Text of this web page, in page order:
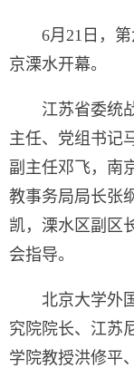
6月21日，
京溧水开幕。
江苏省委统
主任、党组书记
副主任邓飞，南
教事务局局长张
凯，溧水区副区
会指导。
北京大学外
究院院长、江苏
学院教授洪修平